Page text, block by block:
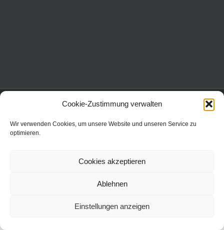
Cookie-Zustimmung verwalten
Wir verwenden Cookies, um unsere Website und unseren Service zu
optimieren.
Cookies akzeptieren
Ablehnen
Einstellungen anzeigen
Copyright 2016 Dr. Neinhaus Verlag AG | Wollgrasweg 31 | 70599